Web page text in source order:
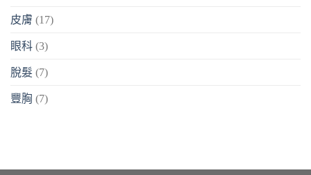
皮膚 (17)
眼科 (3)
脫髮 (7)
豐胸 (7)